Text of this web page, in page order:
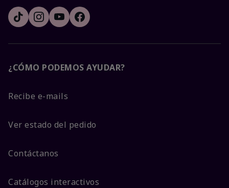
¿CÓMO PODEMOS AYUDAR?
Recibe e-mails
Ver estado del pedido
Contáctanos
Catálogos interactivos